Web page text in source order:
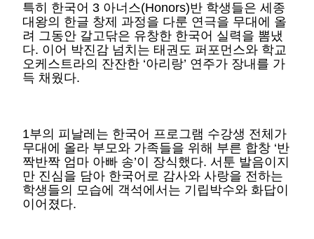
특히 한국어 3 아너스(Honors)반 학생들은 세종
대왕의 한글 창제 과정을 다룬 연극을 무대에 올
려 그동안 갈고닦은 유창한 한국어 실력을 뽐냈
다. 이어 박진감 넘치는 태권도 퍼포먼스와 학교
오케스트라의 잔잔한 ‘아리랑’ 연주가 장내를 가
득 채웠다.
1부의 피날레는 한국어 프로그램 수강생 전체가
무대에 올라 부모와 가족들을 위해 부른 합창 ‘반
짝반짝 엄마 아빠 송’이 장식했다. 서툰 발음이지
만 진심을 담아 한국어로 감사와 사랑을 전하는
학생들의 모습에 객석에서는 기립박수와 화답이
이어졌다.